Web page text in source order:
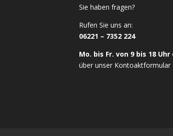
Sie haben fragen?
Rufen Sie uns an:
06221 – 7352 224
Mo. bis Fr. von 9 bis 18 Uhr
über unser Kontoaktformular